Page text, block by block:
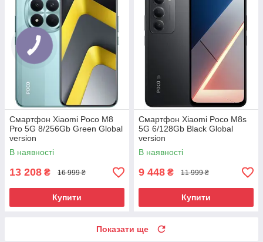
Смартфон Xiaomi Poco M8
Pro 5G 8/256Gb Green Global
version
В наявності
13 208 ₴ 16 999 ₴
Купити
Смартфон Xiaomi Poco M8s
5G 6/128Gb Black Global
version
В наявності
9 448 ₴ 11 999 ₴
Купити
Показати ще